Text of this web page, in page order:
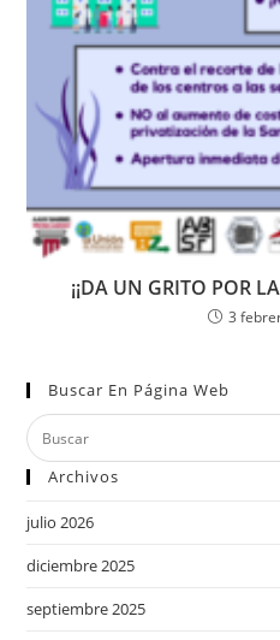
¡¡DA UN GRITO POR
3
Buscar En Página Web
Archivos
julio 2026
diciembre 2025
septiembre 2025